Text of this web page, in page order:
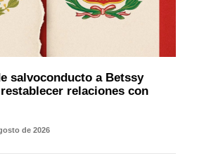
salvoconducto a Betssy
relaciones con
de 2026